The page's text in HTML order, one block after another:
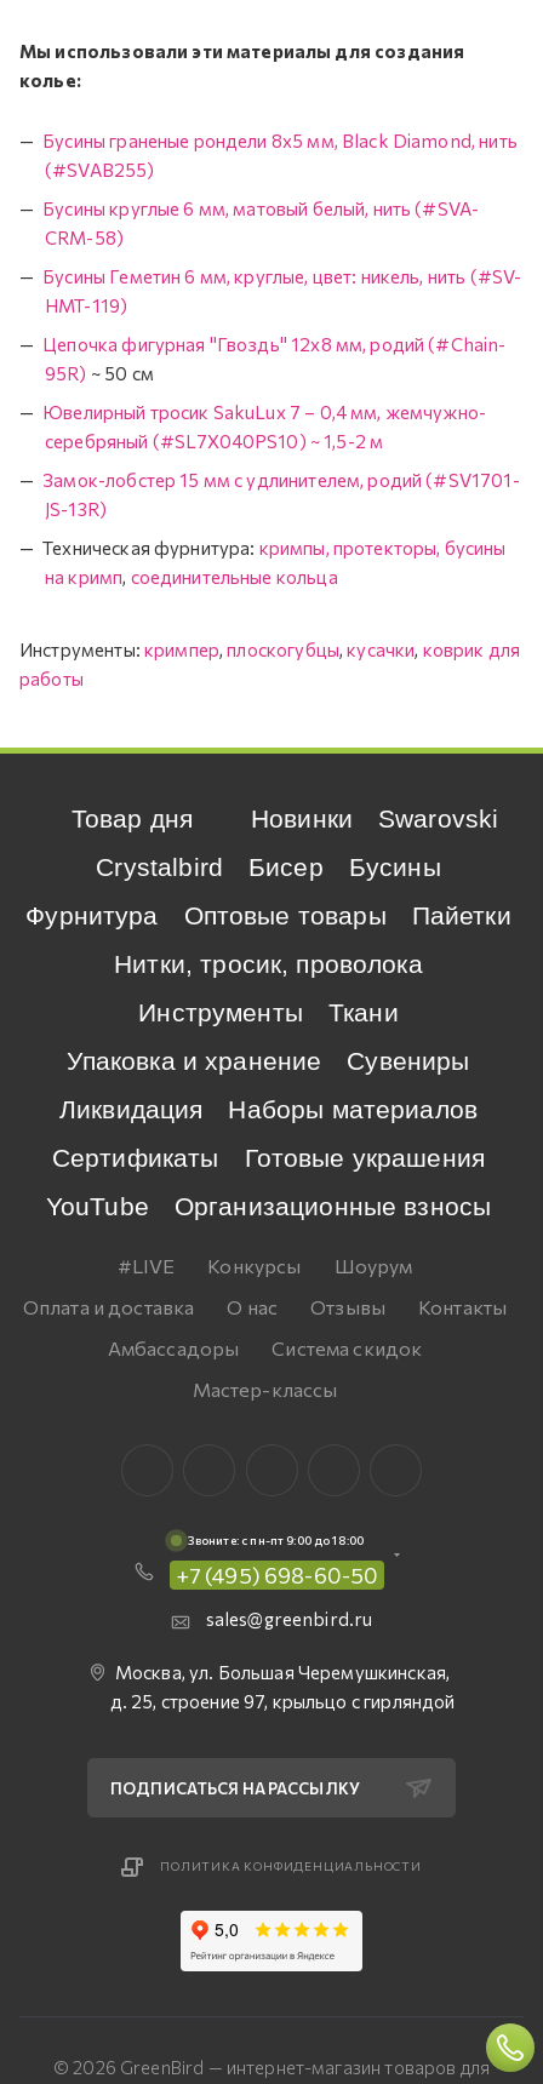
Мы использовали эти материалы для создания
колье:
Бусины граненые рондели 8x5 мм, Black Diamond, нить
(#SVAB255)
Бусины круглые 6 мм, матовый белый, нить (#SVA-
CRM-58)
Бусины Геметин 6 мм, круглые, цвет: никель, нить (#SV-
HMT-119)
Цепочка фигурная "Гвоздь" 12x8 мм, родий (#Chain-
95R) ~ 50 см
Ювелирный тросик SakuLux 7 – 0,4 мм, жемчужно-
серебряный (#SL7X040PS10) ~ 1,5-2 м
Замок-лобстер 15 мм с удлинителем, родий (#SV1701-
JS-13R)
Техническая фурнитура: кримпы, протекторы, бусины
на кримп, соединительные кольца
Инструменты: кримпер,плоскогубцы,кусачки, коврик для
работы
Товар дня Новинки
Swarovski
Crystalbird
Бисер
Бусины
Фурнитура
Оптовые товары
Пайетки
Нитки, тросик, проволока
Инструменты
Ткани
Упаковка и хранение
Сувениры
Ликвидация
Наборы материалов
Сертификаты
Готовые украшения
YouTube
Организационные взносы
#LIVE Конкурсы
Шоурум
Оплата и доставка
О нас Отзывы
Контакты
Амбассадоры
Система скидок
Мастер-классы
Звоните: c пн-пт 9:00 до 18:00
+7 (495) 698-60-50
sales@greenbird.ru
Москва, ул. Большая Черемушкинская,
д. 25, строение 97, крыльцо с гирляндой
ПОДПИСАТЬСЯ НА РАССЫЛКУ
ПОЛИТИКА КОНФИДЕНЦИАЛЬНОСТИ
© 2026 GreenBird — интернет-магазин товаров для